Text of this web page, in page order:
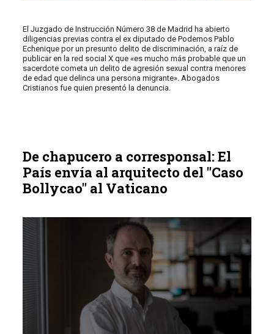
El Juzgado de Instrucción Número 38 de Madrid ha abierto
diligencias previas contra el ex diputado de Podemos Pablo
Echenique por un presunto delito de discriminación, a raíz de
publicar en la red social X que «es mucho más probable que un
sacerdote cometa un delito de agresión sexual contra menores
de edad que delinca una persona migrante». Abogados
Cristianos fue quien presentó la denuncia.
De chapucero a corresponsal: El
País envía al arquitecto del "Caso
Bollycao" al Vaticano